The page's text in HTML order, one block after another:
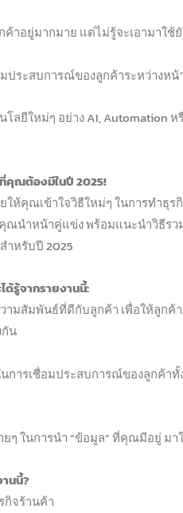
าอยู่มากมาย แต่ไม่รู้จะเอามาใช้
ประสบการณ์ของลูกค้าระหว่างห
โลยีใหม่ๆ อย่าง AI, Automation
ณต้องมีในปี 2025!
ห้คุณเข้าใจวิธีใหม่ๆ ในการทำธุร
ณนำหน้าคู่แข่ง พร้อมแนะนำวิธีร
หรับปี 2025
รู้จากรายงานนี้:
ามสัมพันธ์ที่ดีกับลูกค้า เพื่อให้ลูกค้
น
การเชื่อมประสบการณ์ของลูกค้า
ๆ ในการนำ “ข้อมูล” ที่คุณมีอยู่ ม
นนี้?
กิจร้านค้า